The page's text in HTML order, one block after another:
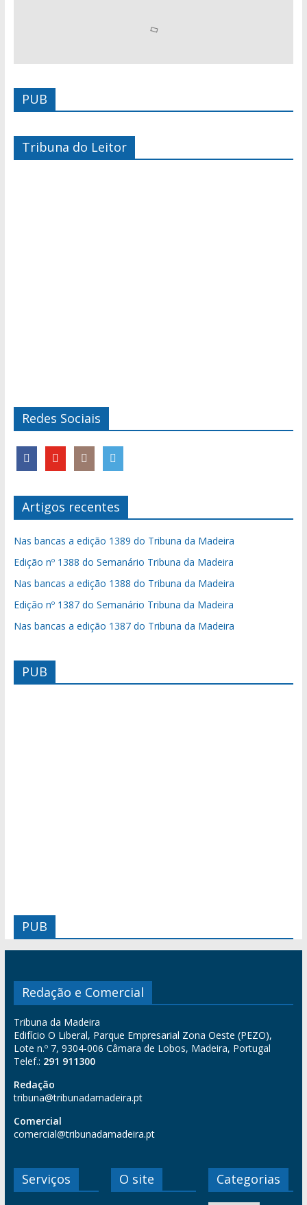
PUB
Tribuna do Leitor
Redes Sociais
Artigos recentes
Nas bancas a edição 1389 do Tribuna da Madeira
Edição nº 1388 do Semanário Tribuna da Madeira
Nas bancas a edição 1388 do Tribuna da Madeira
Edição nº 1387 do Semanário Tribuna da Madeira
Nas bancas a edição 1387 do Tribuna da Madeira
PUB
PUB
Redação e Comercial
Tribuna da Madeira
Edifício O Liberal, Parque Empresarial Zona Oeste (PEZO),
Lote n.º 7, 9304-006 Câmara de Lobos, Madeira, Portugal
Telef.: 291 911300
Redação
tribuna@tribunadamadeira.pt
Comercial
comercial@tribunadamadeira.pt
Serviços O site Categorias